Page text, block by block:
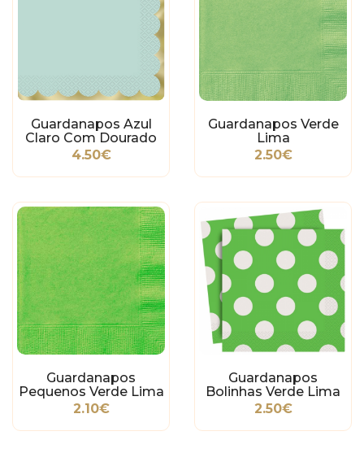
Guardanapos Azul
Claro Com Dourado
4.50€
Guardanapos Verde
Lima
2.50€
Guardanapos
Pequenos Verde Lima
2.10€
Guardanapos
Bolinhas Verde Lima
2.50€